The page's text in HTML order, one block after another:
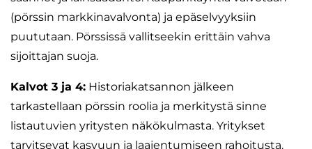
(pörssin markkinavalvonta) ja epäselvyyksiin
puututaan. Pörssissä vallitseekin erittäin vahva
sijoittajan suoja.
Kalvot 3 ja 4: Historiakatsannon jälkeen
tarkastellaan pörssin roolia ja merkitystä sinne
listautuvien yritysten näkökulmasta. Yritykset
tarvitsevat kasvuun ja laajentumiseen rahoitusta.